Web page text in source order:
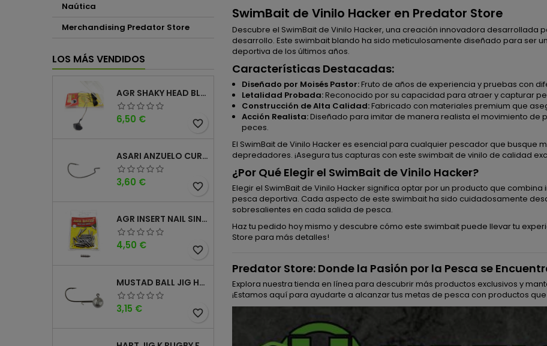
Naútica
Merchandising Predator Store
LOS MÁS VENDIDOS
AGR SHAKY HEAD BLACK 4PK
Precio
6,50 € favorite_border
ASARI ANZUELO CURVO CAROLINA WORM
Precio
3,60 € favorite_border
AGR INSERT NAIL SINKER
Precio
4,50 € favorite_border
MUSTAD BALL JIG HEAD KEEPER
Precio
3,15 € favorite_border
SwimBait de Vinilo Hacker en Predator Store
Descubre el SwimBait de Vinilo Hacker, una creación innovadora desarrollada
desarrollo. Este swimbait blando ha sido meticulosamente diseñado para ser
deportiva de los últimos años.
Características Destacadas:
Diseñado por Moisés Pastor:Fruto de años de experiencia y pruebas con
Letalidad Probada:Reconocido por su capacidad para atraer y capturar
Construcción de Alta Calidad:Fabricado con materiales premium que
Acción Realista:Diseñado para imitar de manera realista el movimiento de
peces.
El SwimBait de Vinilo Hacker es esencial para cualquier pescador que busque
depredadores. ¡Asegura tus capturas con este swimbait de vinilo de calidad
¿Por Qué Elegir el SwimBait de Vinilo Hacker?
Elegir el SwimBait de Vinilo Hacker significa optar por un producto que
pesca deportiva. Cada aspecto de este swimbait ha sido cuidadosamente
sobresalientes en cada salida de pesca.
Haz tu pedido hoy mismo y descubre cómo este swimbait puede llevar tu
Store para más detalles!
Predator Store: Donde la Pasión por la Pesca se
Explora nuestra tienda en línea para descubrir más productos exclusivos y
¡Estamos aquí para ayudarte a alcanzar tus metas de pesca con productos